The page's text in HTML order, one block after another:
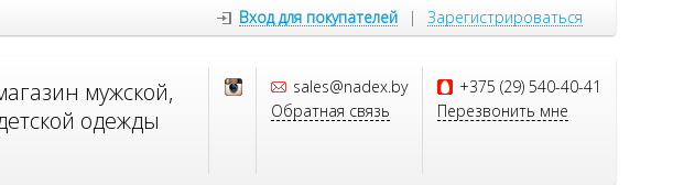
Вход для покупателей | Зарегистрироваться
мужской,
одежды
sales@nadex.by
Обратная связь
+375 (29) 540-40-41
Перезвонить мне